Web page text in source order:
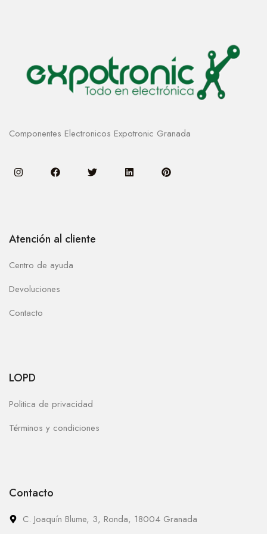
Componentes Electronicos Expotronic Granada
Atención al cliente
Centro de ayuda
Devoluciones
Contacto
LOPD
Politica de privacidad
Términos y condiciones
Contacto
C. Joaquín Blume, 3, Ronda, 18004 Granada